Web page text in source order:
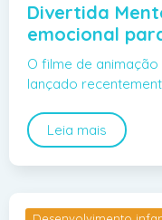
Divertida
emocional
O filme de
lançado
Leia mais